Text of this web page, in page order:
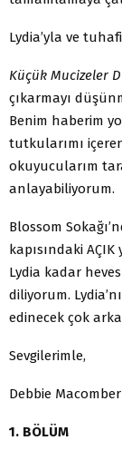
Lydia’yla ve
Küçük Mucizeler
çıkarmayı
Benim haberim
tutkularımı
okuyucularım
anlayabiliyorum.
Blossom
kapısındaki AÇIK
Lydia kadar
diliyorum.
edinecek çok
Sevgilerimle,
Debbie Macomber
1. BÖLÜM